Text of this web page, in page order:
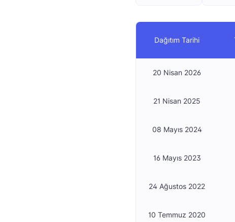
Dağıtım Tarihi
20 Nisan 2026
21 Nisan 2025
08 Mayıs 2024
16 Mayıs 2023
24 Ağustos 2022
10 Temmuz 2020